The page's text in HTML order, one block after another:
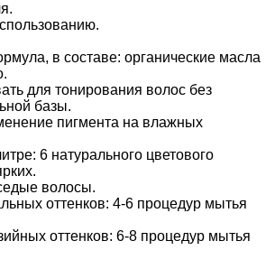
в составе: органические масла
для тонирования волос без
базы.
пигмента на влажных
6 натурального цветового
волосы.
оттенков: 4-6 процедур мытья
оттенков: 6-8 процедур мытья